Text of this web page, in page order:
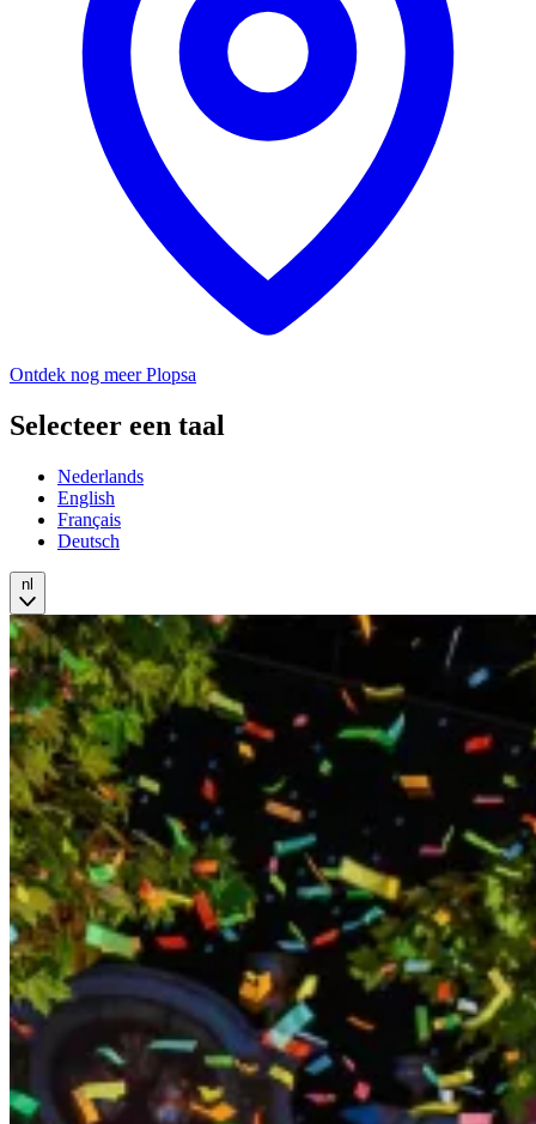
Ontdek nog meer Plopsa
Selecteer een taal
Nederlands
English
Français
Deutsch
nl